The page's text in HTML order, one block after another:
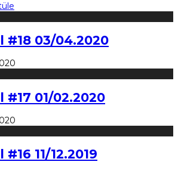
#18 03/04.2020
#17 01/02.2020
11/12.2019